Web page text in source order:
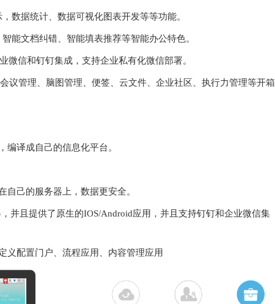
数据统计、数据可视化图表开发等等功能。
能文档纠错、智能填表推荐等智能办公特色。
微信和钉钉集成，支持企业私有化微信部署。
议管理、脑图管理、便签、云文件、企业社区、执行力管理等开箱
编译成自己的信息化平台。
己的服务器上，数据更安全。
并且提供了原生的IOS/Android应用，并且支持钉钉和企业微信集
义配置门户、流程应用、内容管理应用